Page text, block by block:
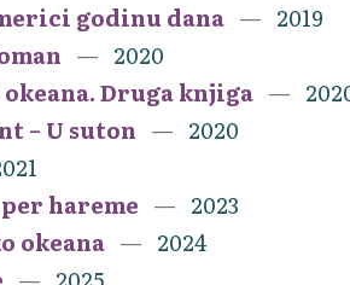
godinu dana
2019
2020
Druga knjiga
– U suton
2020
hareme
2023
okeana
2024